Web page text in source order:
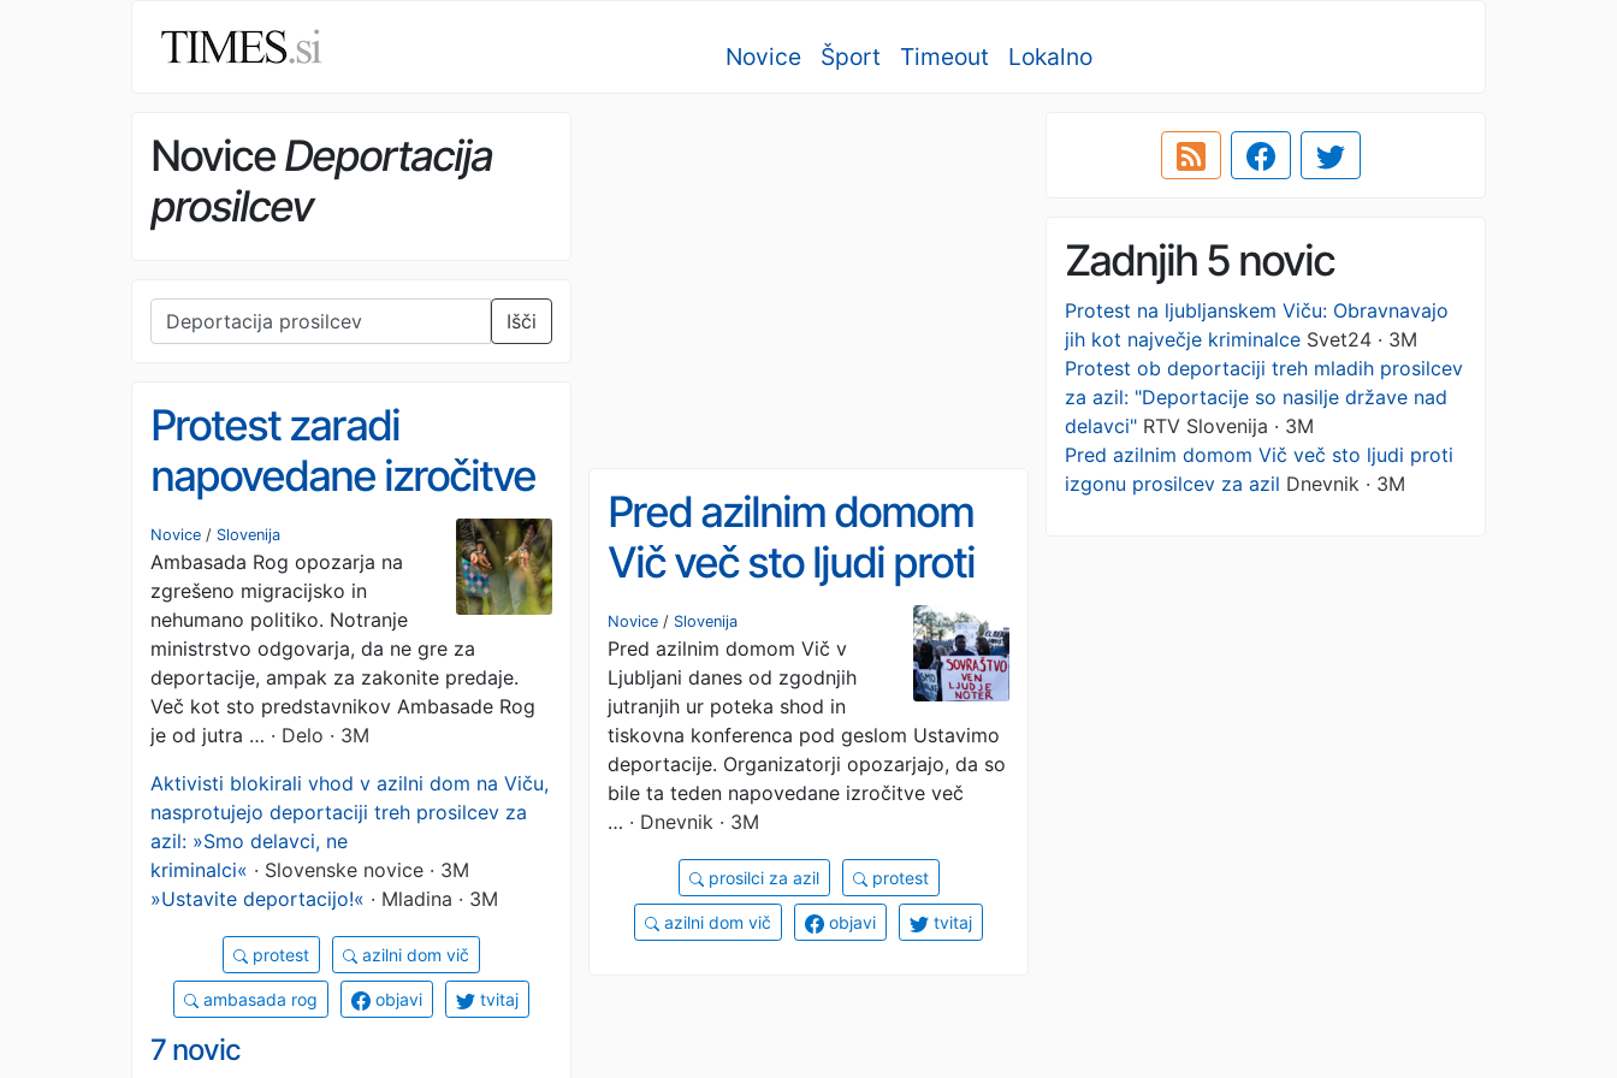
Novice Šport Timeout Lokalno
NoviceDeportacija
prosilcev
Išči
Zadnjih 5 novic
Protest na ljubljanskem Viču: Obravnavajo
jih kot največje kriminalce Svet24 · 3M
Protest ob deportaciji treh mladih prosilcev
za azil: "Deportacije so nasilje države nad
delavci" RTV Slovenija · 3M
Pred azilnim domom Vič več sto ljudi proti
izgonu prosilcev za azil Dnevnik · 3M
Protest zaradi
napovedane izročitve
prosilcev za azil
Novice / Slovenija
Ambasada Rog opozarja na
zgrešeno migracijsko in
nehumano politiko. Notranje
ministrstvo odgovarja, da ne gre za
deportacije, ampak za zakonite predaje.
Več kot sto predstavnikov Ambasade Rog
je od jutra … · Delo · 3M
Aktivisti blokirali vhod v azilni dom na Viču,
nasprotujejo deportaciji treh prosilcev za
azil: »Smo delavci, ne
kriminalci« · Slovenske novice · 3M
»Ustavite deportacijo!« · Mladina · 3M
protest azilni dom vič
ambasada rog objavi tvitaj
7 novic
Pred azilnim domom
Vič več sto ljudi proti
izgonu prosilcev za
azil
Novice / Slovenija
Pred azilnim domom Vič v
Ljubljani danes od zgodnjih
jutranjih ur poteka shod in
tiskovna konferenca pod geslom Ustavimo
deportacije. Organizatorji opozarjajo, da so
bile ta teden napovedane izročitve več
… · Dnevnik · 3M
prosilci za azil protest
azilni dom vič objavi tvitaj